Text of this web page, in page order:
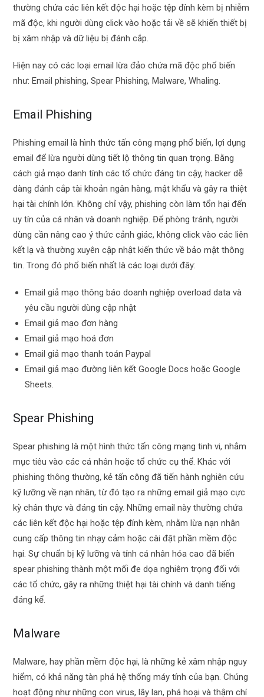
thường chứa các liên kết độc hại hoặc tệp đính kèm bị nhiễm
mã độc, khi người dùng click vào hoặc tải về sẽ khiến thiết bị
bị xâm nhập và dữ liệu bị đánh cắp.
Hiện nay có các loại email lừa đảo chứa mã độc phổ biến
như: Email phishing, Spear Phishing, Malware, Whaling.
Email Phishing
Phishing email là hình thức tấn công mạng phổ biến, lợi dụng
email để lừa người dùng tiết lộ thông tin quan trọng. Bằng
cách giả mạo danh tính các tổ chức đáng tin cậy, hacker dễ
dàng đánh cắp tài khoản ngân hàng, mật khẩu và gây ra thiệt
hại tài chính lớn. Không chỉ vậy, phishing còn làm tổn hại đến
uy tín của cá nhân và doanh nghiệp. Để phòng tránh, người
dùng cần nâng cao ý thức cảnh giác, không click vào các liên
kết lạ và thường xuyên cập nhật kiến thức về bảo mật thông
tin. Trong đó phổ biến nhất là các loại dưới đây:
Email giả mạo thông báo doanh nghiệp overload data và
yêu cầu người dùng cập nhật
Email giả mạo đơn hàng
Email giả mạo hoá đơn
Email giả mạo thanh toán Paypal
Email giả mạo đường liên kết Google Docs hoặc Google
Sheets.
Spear Phishing
Spear phishing là một hình thức tấn công mạng tinh vi, nhắm
mục tiêu vào các cá nhân hoặc tổ chức cụ thể. Khác với
phishing thông thường, kẻ tấn công đã tiến hành nghiên cứu
kỹ lưỡng về nạn nhân, từ đó tạo ra những email giả mạo cực
kỳ chân thực và đáng tin cậy. Những email này thường chứa
các liên kết độc hại hoặc tệp đính kèm, nhằm lừa nạn nhân
cung cấp thông tin nhạy cảm hoặc cài đặt phần mềm độc
hại. Sự chuẩn bị kỹ lưỡng và tính cá nhân hóa cao đã biến
spear phishing thành một mối đe dọa nghiêm trọng đối với
các tổ chức, gây ra những thiệt hại tài chính và danh tiếng
đáng kể.
Malware
Malware, hay phần mềm độc hại, là những kẻ xâm nhập nguy
hiểm, có khả năng tàn phá hệ thống máy tính của bạn. Chúng
hoạt động như những con virus, lây lan, phá hoại và thậm chí